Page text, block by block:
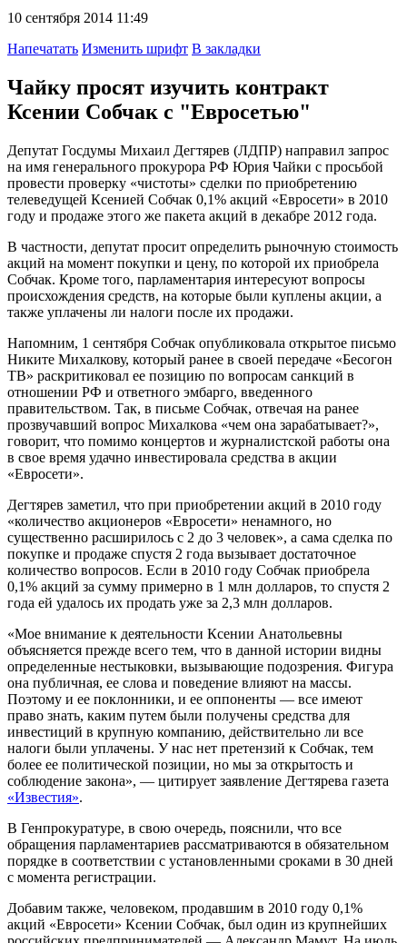
10 сентября 2014 11:49
Напечатать Изменить шрифт В закладки
Чайку просят изучить контракт
Ксении Собчак с "Евросетью"
Депутат Госдумы Михаил Дегтярев (ЛДПР) направил запрос
на имя генерального прокурора РФ Юрия Чайки с просьбой
провести проверку «чистоты» сделки по приобретению
телеведущей Ксенией Собчак 0,1% акций «Евросети» в 2010
году и продаже этого же пакета акций в декабре 2012 года.
В частности, депутат просит определить рыночную стоимость
акций на момент покупки и цену, по которой их приобрела
Собчак. Кроме того, парламентария интересуют вопросы
происхождения средств, на которые были куплены акции, а
также уплачены ли налоги после их продажи.
Напомним, 1 сентября Собчак опубликовала открытое письмо
Никите Михалкову, который ранее в своей передаче «Бесогон
ТВ» раскритиковал ее позицию по вопросам санкций в
отношении РФ и ответного эмбарго, введенного
правительством. Так, в письме Собчак, отвечая на ранее
прозвучавший вопрос Михалкова «чем она зарабатывает?»,
говорит, что помимо концертов и журналистской работы она
в свое время удачно инвестировала средства в акции
«Евросети».
Дегтярев заметил, что при приобретении акций в 2010 году
«количество акционеров «Евросети» ненамного, но
существенно расширилось с 2 до 3 человек», а сама сделка по
покупке и продаже спустя 2 года вызывает достаточное
количество вопросов. Если в 2010 году Собчак приобрела
0,1% акций за сумму примерно в 1 млн долларов, то спустя 2
года ей удалось их продать уже за 2,3 млн долларов.
«Мое внимание к деятельности Ксении Анатольевны
объясняется прежде всего тем, что в данной истории видны
определенные нестыковки, вызывающие подозрения. Фигура
она публичная, ее слова и поведение влияют на массы.
Поэтому и ее поклонники, и ее оппоненты — все имеют
право знать, каким путем были получены средства для
инвестиций в крупную компанию, действительно ли все
налоги были уплачены. У нас нет претензий к Собчак, тем
более ее политической позиции, но мы за открытость и
соблюдение закона», — цитирует заявление Дегтярева газета
«Известия».
В Генпрокуратуре, в свою очередь, пояснили, что все
обращения парламентариев рассматриваются в обязательном
порядке в соответствии с установленными сроками в 30 дней
с момента регистрации.
Добавим также, человеком, продавшим в 2010 году 0,1%
акций «Евросети» Ксении Собчак, был один из крупнейших